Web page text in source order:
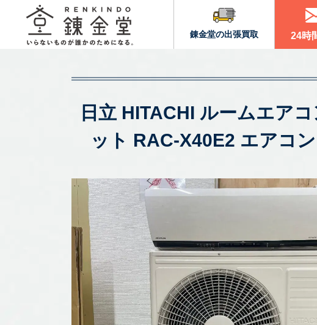
錬金堂の出張買取 24時
日立 HITACHI ルームエア
ット RAC-X40E2 エアコ